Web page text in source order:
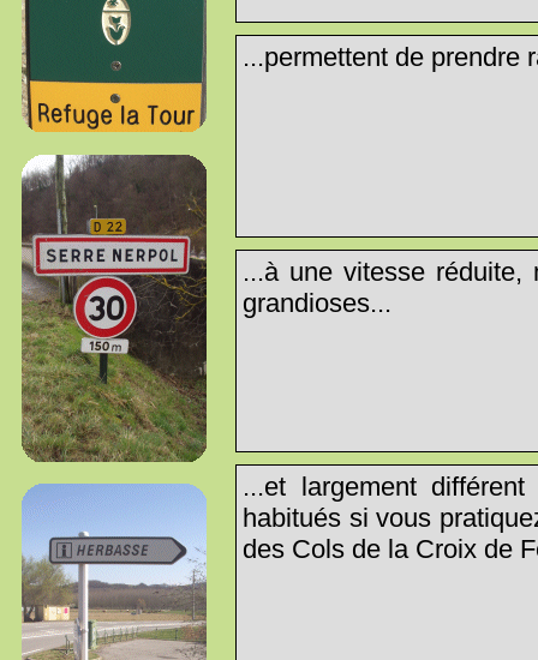
...permettent de prendre
...à une vitesse réduite,
grandioses...
...et largement
habitués si vous
des Cols de la Croix de